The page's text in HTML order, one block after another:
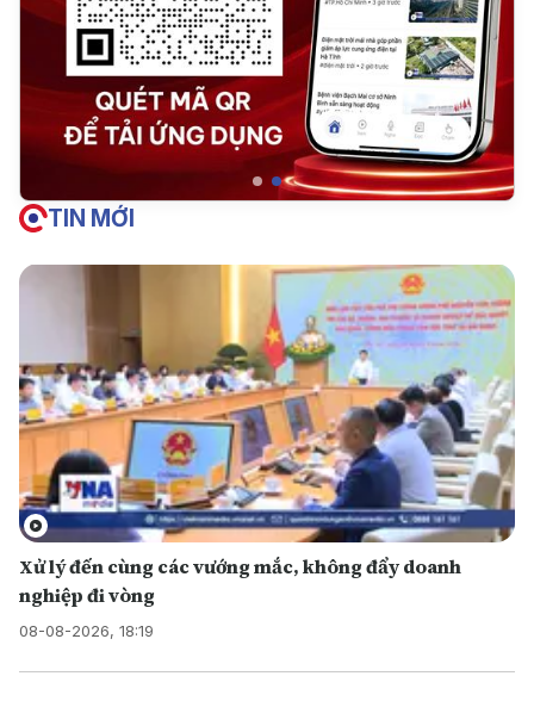
TIN MỚI
Xử lý đến cùng các vướng mắc, không đẩy doanh
nghiệp đi vòng
08-08-2026, 18:19